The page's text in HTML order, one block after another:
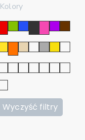
Kolory
Wyczyść filtry